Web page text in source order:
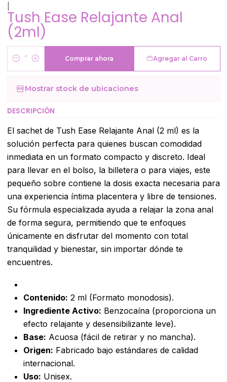
Tush Ease Relajante Anal
(2ml)
Cantidad
Agregar al Carro
Comprar ahora
Mostrar stock de ubicaciones
DESCRIPCIÓN
El sachet de Tush Ease Relajante Anal (2 ml) es la
solución perfecta para quienes buscan comodidad
inmediata en un formato compacto y discreto. Ideal
para llevar en el bolso, la billetera o para viajes, este
pequeño sobre contiene la dosis exacta necesaria para
una experiencia íntima placentera y libre de tensiones.
Su fórmula especializada ayuda a relajar la zona anal
de forma segura, permitiendo que te enfoques
únicamente en disfrutar del momento con total
tranquilidad y bienestar, sin importar dónde te
encuentres.
Contenido: 2 ml (Formato monodosis).
Ingrediente Activo: Benzocaína (proporciona un
efecto relajante y desensibilizante leve).
Base: Acuosa (fácil de retirar y no mancha).
Origen: Fabricado bajo estándares de calidad
internacional.
Uso: Unisex.